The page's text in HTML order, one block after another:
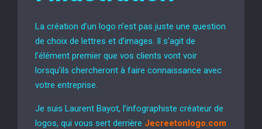
La création d’un logo n’est pas juste une question
de choix de lettres et d’images. Il s’agit de
l’élément premier que vos clients vont voir
lorsqu’ils chercheront à faire connaissance avec
votre entreprise.
Je suis Laurent Bayot, l’infographiste créateur de
logos, qui vous sert derrière Jecreetonlogo.com